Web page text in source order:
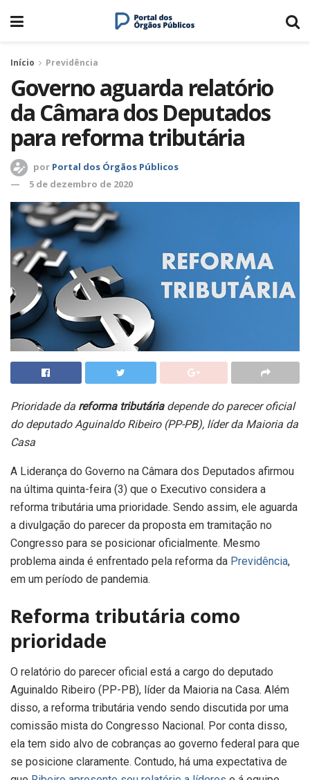
Início Previdência
Governo aguarda relatório
da Câmara dos Deputados
para reforma tributária
por Portal dos Órgãos Públicos
5 de dezembro de 2020
Prioridade da reforma tributária depende do parecer oficial
do deputado Aguinaldo Ribeiro (PP-PB), líder da Maioria da
Casa
A Liderança do Governo na Câmara dos Deputados afirmou
na última quinta-feira (3) que o Executivo considera a
reforma tributária uma prioridade. Sendo assim, ele aguarda
a divulgação do parecer da proposta em tramitação no
Congresso para se posicionar oficialmente. Mesmo
problema ainda é enfrentado pela reforma da Previdência,
em um período de pandemia.
Reforma tributária como
prioridade
O relatório do parecer oficial está a cargo do deputado
Aguinaldo Ribeiro (PP-PB), líder da Maioria na Casa. Além
disso, a reforma tributária vendo sendo discutida por uma
comissão mista do Congresso Nacional. Por conta disso,
ela tem sido alvo de cobranças ao governo federal para que
se posicione claramente. Contudo, há uma expectativa de